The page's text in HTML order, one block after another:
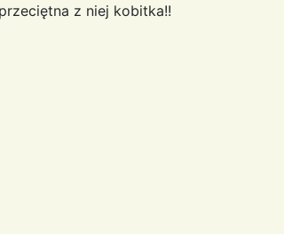
z niej kobitka!!